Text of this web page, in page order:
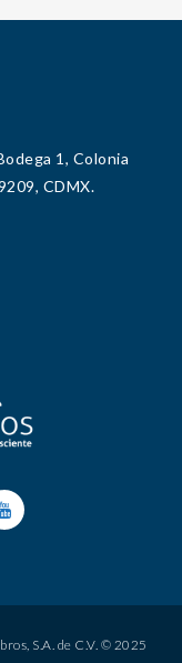
1, Colonia
CDMX.
S.A. de C.V. © 2025